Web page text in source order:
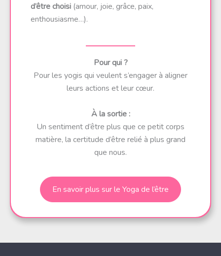
d’être choisi (amour, joie, grâce, paix,
enthousiasme…).
Pour qui ?
Pour les yogis qui veulent s’engager à aligner
leurs actions et leur cœur.
À la sortie :
Un sentiment d’être plus que ce petit corps
matière, la certitude d’être relié à plus grand
que nous.
En savoir plus sur le Yoga de l’être